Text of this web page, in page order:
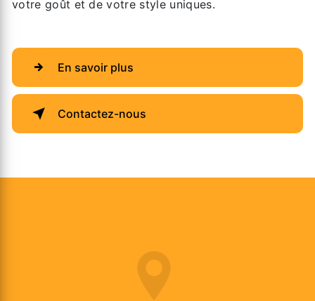
votre goût et de votre style uniques.
En savoir plus
Contactez-nous